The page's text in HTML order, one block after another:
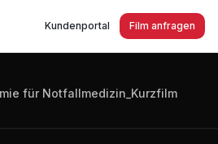
Kundenportal Film anfragen
für Notfallmedizin_Kurzfilm